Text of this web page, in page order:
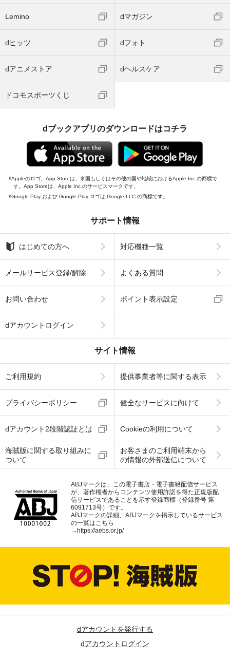
Lemino dマガジン
dヒッツ dフォト
dアニメストア dヘルスケア
ドコモスポーツくじ
dブックアプリのダウンロードはコチラ
Appleのロゴ、App Storeは、米国もしくはその他の国や地域におけるApple Inc.の商標で
す。App Storeは、Apple Inc.のサービスマークです。
Google Play および Google Play ロゴは Google LLC の商標です。
サポート情報
はじめての方へ 対応機種一覧
メールサービス登録/解除 よくある質問
お問い合わせ ポイント表示設定
dアカウントログイン
サイト情報
ご利用規約 提供事業者等に関する表示
プライバシーポリシー 健全なサービスに向けて
dアカウント2段階認証とは Cookieの利用について
海賊版に関する取り組みに
ついて
お客さまのご利用端末から
の情報の外部送信について
ABJマークは、この電子書店・電子書籍配信サービス
が、著作権者からコンテンツ使用許諾を得た正規版配
信サービスであることを示す登録商標（登録番号 第
6091713号）です。
ABJマークの詳細、ABJマークを掲示しているサービス
の一覧はこちら
→ https://aebs.or.jp/
dアカウントを発行する
dアカウントログイン